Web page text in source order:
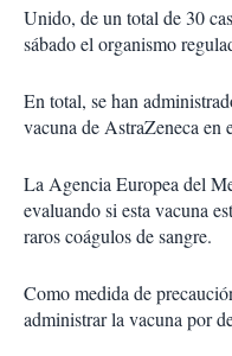
Unido, de un total de 30
sábado el organismo
En total, se han
vacuna de AstraZeneca en
La Agencia Europea del
evaluando si esta vacuna
raros coágulos de sangre.
Como medida de
administrar la vacuna por